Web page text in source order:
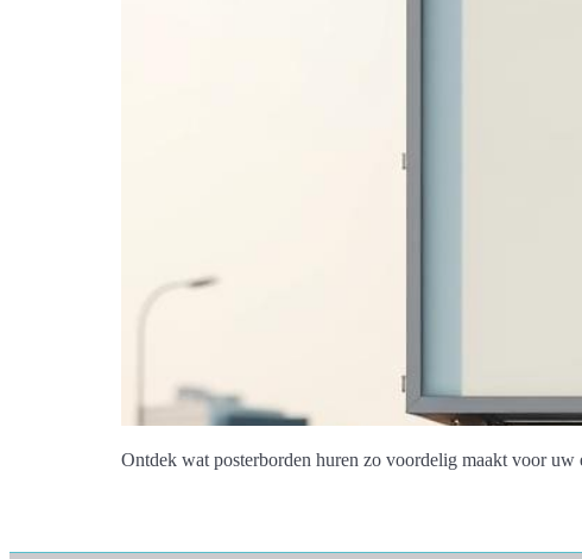
Ontdek wat posterborden huren zo voordelig maakt voor